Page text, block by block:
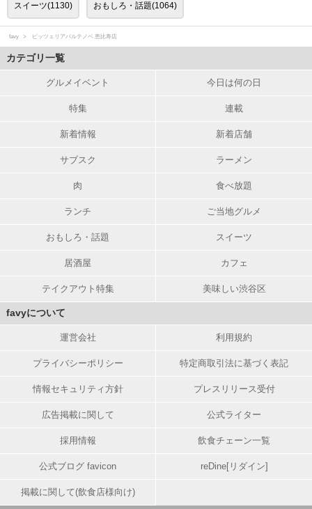
スイーツ(1130) おもしろ・話題(1064)
favy ピッツェリアパルテノペ 恵比寿店
カテゴリ一覧
グルメイベント 今日は何の日
特集 連載
新着情報 新着店舗
サブスク ラーメン
肉 食べ放題
ランチ ご当地グルメ
おもしろ・話題 スイーツ
居酒屋 カフェ
テイクアウト特集 美味しい渋谷区
favyについて
運営会社 利用規約
プライバシーポリシー 特定商取引法に基づく表記
情報セキュリティ方針 プレスリリース受付
広告掲載に関して 公式ライター
採用情報 飲食チェーン一覧
公式ブログ favicon reDine[リダイン]
掲載に関して(飲食店様向け)